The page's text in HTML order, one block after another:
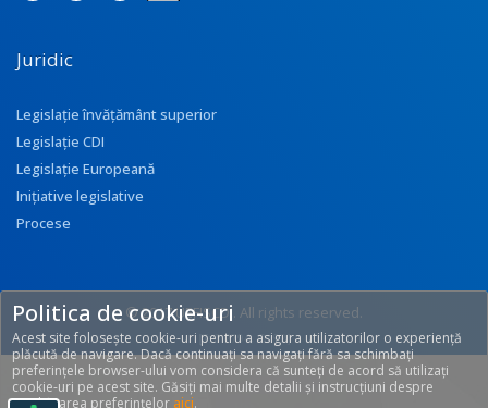
Juridic
Legislație învățământ superior
Legislație CDI
Legislație Europeană
Inițiative legislative
Procese
© 2017 UEFISCDI. All rights reserved.
[T: 0.2794, O: 92]
Politica de cookie-uri
Acest site folosește cookie-uri pentru a asigura utilizatorilor o experiență
plăcută de navigare. Dacă continuați sa navigați fără sa schimbați
preferințele browser-ului vom considera că sunteți de acord să utilizați
cookie-uri pe acest site. Găsiți mai multe detalii și instrucțiuni despre
modificarea preferințelor aici.